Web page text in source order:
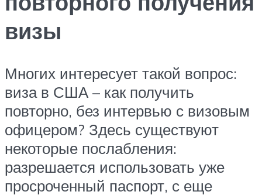
визы
Многих интересует такой вопрос:
виза в США – как получить
повторно, без интервью с визовым
офицером? Здесь существуют
некоторые послабления:
разрешается использовать уже
просроченный паспорт, с еще